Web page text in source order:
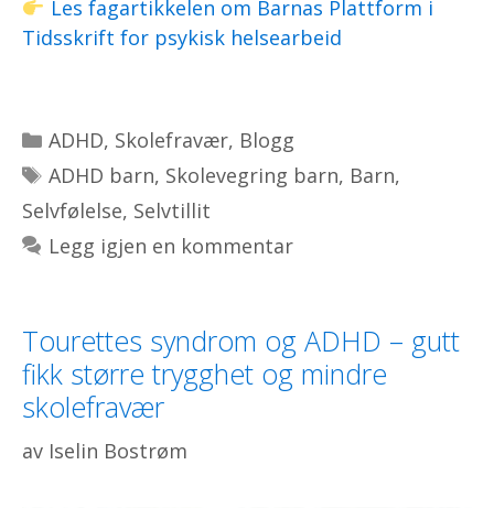
Les fagartikkelen om Barnas Plattform i
Tidsskrift for psykisk helsearbeid
Kategorier
ADHD, Skolefravær, Blogg
Stikkord
ADHD barn, Skolevegring barn, Barn,
Selvfølelse, Selvtillit
Legg igjen en kommentar
Tourettes syndrom og ADHD – gutt
fikk større trygghet og mindre
skolefravær
av Iselin Bostrøm